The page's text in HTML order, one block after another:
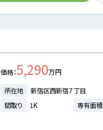
価格 5,290万円
所在地
新宿区西新宿７丁目
間取り
1K 専有面積